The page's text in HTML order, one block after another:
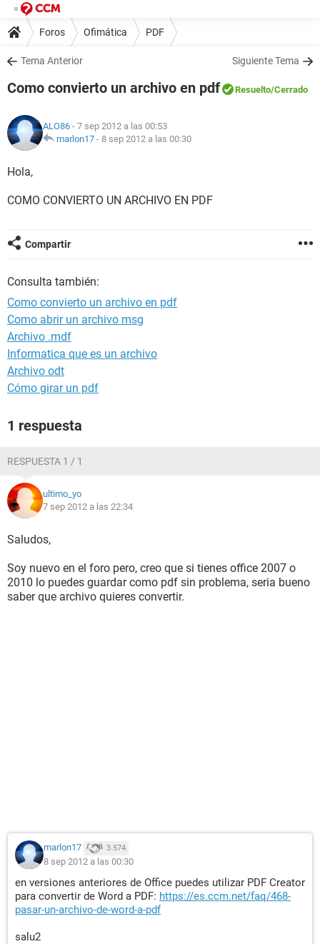
Foros Ofimática PDF
Tema Anterior Siguiente Tema
Como convierto un archivo en pdf Resuelto/Cerrado
ALO86 - 7 sep 2012 a las 00:53
marlon17 - 8 sep 2012 a las 00:30
Hola,
COMO CONVIERTO UN ARCHIVO EN PDF
Compartir
Consulta también:
Como convierto un archivo en pdf
Como abrir un archivo msg
Archivo .mdf
Informatica que es un archivo
Archivo odt
Cómo girar un pdf
1 respuesta
RESPUESTA 1 / 1
ultimo_yo
7 sep 2012 a las 22:34
Saludos,
Soy nuevo en el foro pero, creo que si tienes office 2007 o
2010 lo puedes guardar como pdf sin problema, seria bueno
saber que archivo quieres convertir.
marlon17 3.574
8 sep 2012 a las 00:30
en versiones anteriores de Office puedes utilizar PDF Creator
para convertir de Word a PDF: https://es.ccm.net/faq/468-
pasar-un-archivo-de-word-a-pdf
salu2